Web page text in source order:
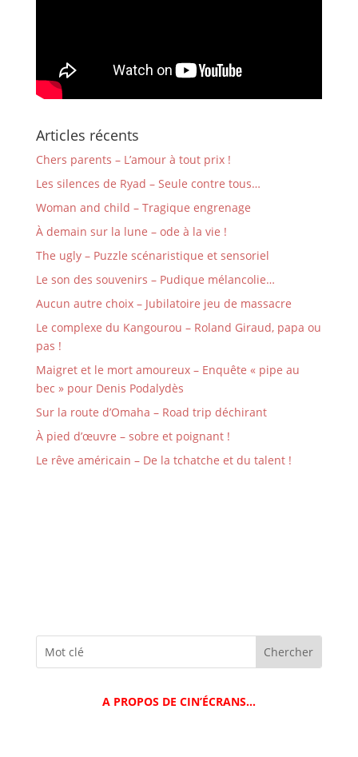
Articles récents
Chers parents – L’amour à tout prix !
Les silences de Ryad – Seule contre tous…
Woman and child – Tragique engrenage
À demain sur la lune – ode à la vie !
The ugly – Puzzle scénaristique et sensoriel
Le son des souvenirs – Pudique mélancolie…
Aucun autre choix – Jubilatoire jeu de massacre
Le complexe du Kangourou – Roland Giraud, papa ou
pas !
Maigret et le mort amoureux – Enquête « pipe au
bec » pour Denis Podalydès
Sur la route d’Omaha – Road trip déchirant
À pied d’œuvre – sobre et poignant !
Le rêve américain – De la tchatche et du talent !
A PROPOS DE CIN’ÉCRANS…